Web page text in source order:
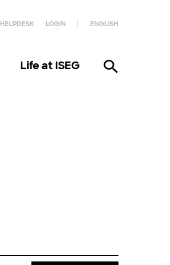
HELPDESK LOGIN ENGLISH
Life at ISEG